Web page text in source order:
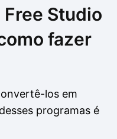
Drivers
Ver mais
Outros
Ver mais
Studio
fazer
los em
programas é